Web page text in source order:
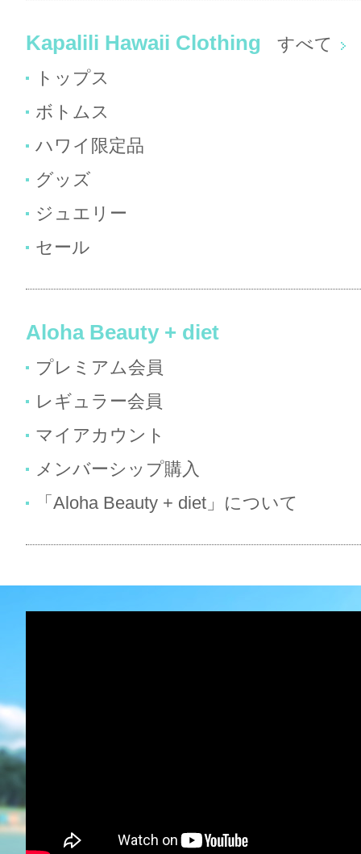
Kapalili Hawaii Clothing
すべて
トップス
ボトムス
ハワイ限定品
グッズ
ジュエリー
セール
Aloha Beauty + diet
プレミアム会員
レギュラー会員
マイアカウント
メンバーシップ購入
「Aloha Beauty + diet」について